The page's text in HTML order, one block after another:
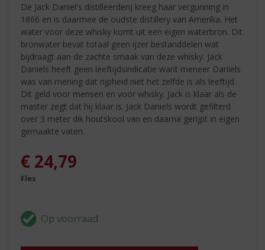
De Jack Daniel's distilleerderij kreeg haar vergunning in
1866 en is daarmee de oudste distillery van Amerika. Het
water voor deze whisky komt uit een eigen waterbron. Dit
bronwater bevat totaal geen ijzer bestanddelen wat
bijdraagt aan de zachte smaak van deze whisky. Jack
Daniels heeft geen leeftijdsindicatie want meneer Daniels
was van mening dat rijpheid niet het zelfde is als leeftijd.
Dit geld voor mensen en voor whisky. Jack is klaar als de
master zegt dat hij klaar is. Jack Daniels wordt gefilterd
over 3 meter dik houtskool van en daarna gerijpt in eigen
gemaakte vaten.
€ 24,79
Fles